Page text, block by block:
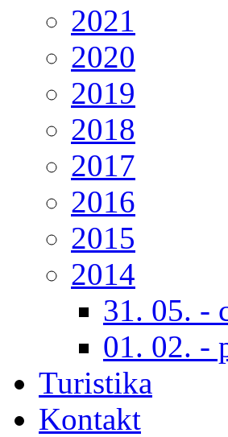
2021
2020
2019
2018
2017
2016
2015
2014
31. 05. -
01. 02. -
Turistika
Kontakt